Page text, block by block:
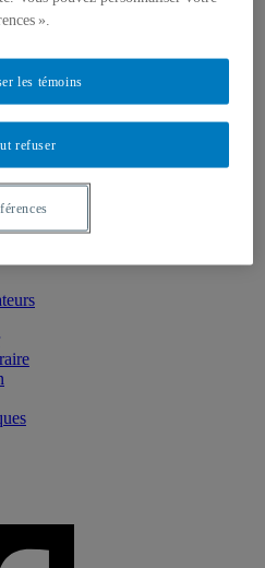
».
refuser
les témoins